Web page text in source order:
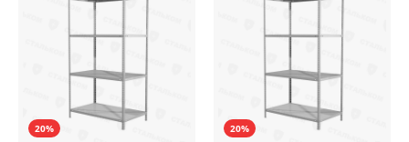
20% 20%